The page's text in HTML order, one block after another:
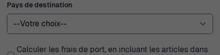
Pays de destination
Calculer les frais de port, en incluant les articles dans